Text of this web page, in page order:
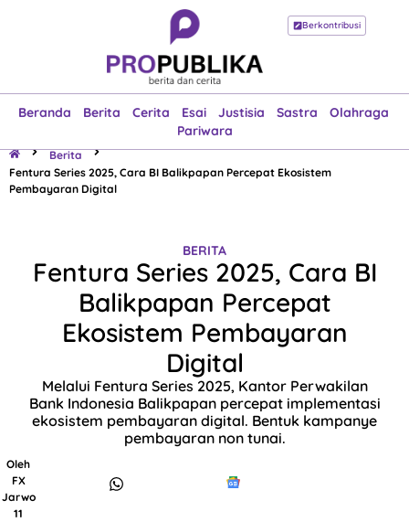
Berkontribusi
Beranda Berita Cerita Esai Justisia Sastra
Olahraga
Pariwara
Beranda
Esai
Justisia
Sastra
Olahraga
Pariwara
Berita
Fentura Series 2025, Cara BI Balikpapan Percepat Ekosistem
Pembayaran Digital
BERITA
Fentura Series 2025, Cara BI
Balikpapan Percepat
Ekosistem Pembayaran
Digital
Melalui Fentura Series 2025, Kantor Perwakilan
Bank Indonesia Balikpapan percepat implementasi
ekosistem pembayaran digital. Bentuk kampanye
pembayaran non tunai.
Oleh
FX
Jarwo
11